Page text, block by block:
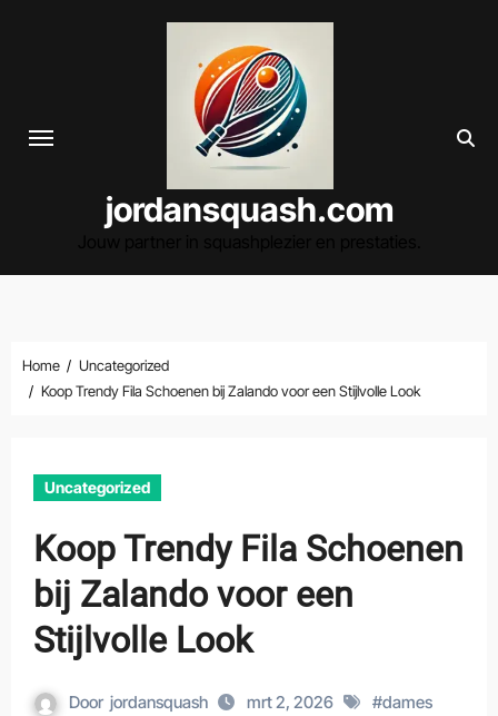
jordansquash.com
Home
Uncategorized
Koop Trendy Fila Schoenen bij Zalando voor een Stijlvolle Look
Uncategorized
Koop Trendy Fila Schoenen
bij Zalando voor een
Stijlvolle Look
Door jordansquash mrt 2, 2026 #dames